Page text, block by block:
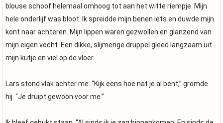
blouse schoof helemaal omhoog tot aan het witte riempje. Mijn
hele onderlijf was bloot. Ik spreidde mijn benen iets en duwde mijn
kont naar achteren. Mijn lippen waren gezwollen en glanzend van
mijn eigen vocht. Een dikke, slijmerige druppel gleed langzaam uit
mijn kutje en viel op de vloer.
Lars stond vlak achter me. “Kijk eens hoe nat je al bent,” gromde
hij. “Je druipt gewoon voor me.”